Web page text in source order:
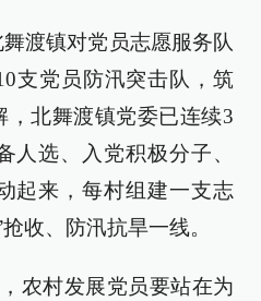
渡镇对党员志愿服务队
支党员防汛突击队，筑
，北舞渡镇党委已连续3
人选、入党积极分子、
起来，每村组建一支志
收、防汛抗旱一线。
农村发展党员要站在为